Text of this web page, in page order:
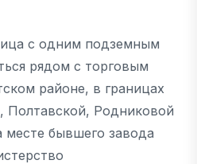
с одним подземным
рядом с торговым
районе, в границах
Полтавской, Родниковой
бывшего завода